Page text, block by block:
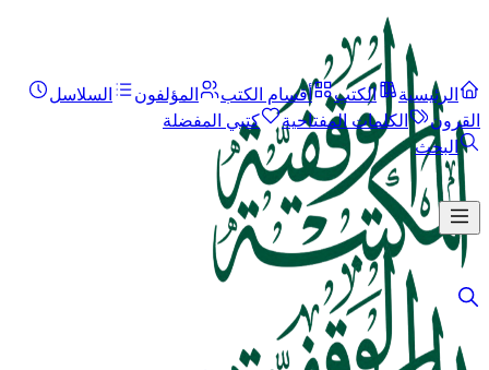
الرئيسية الكتب أقسام الكتب المؤلفون
السلاسل
القرون
الكلمات المفتاحية
كتبي المفضلة
البحث